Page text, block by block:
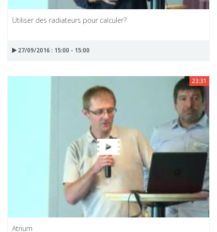
Utiliser des radiateurs pour calculer?
27/09/2016 : 15:00 - 15:00
23:31
Atrium